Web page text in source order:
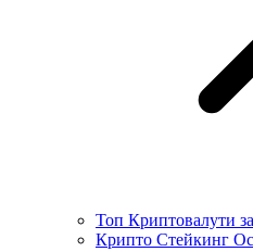
Топ Криптовалути
Крипто Стейкинг